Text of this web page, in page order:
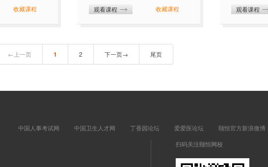
收藏课程 观看课程 收藏课程 观看课程
←上一页 1 2 下一页→ 尾页
中国人事考试网 中国卫生人才网 丁香园论坛 爱爱医论坛 颐恒官方新浪微博
扫码关注颐恒网校